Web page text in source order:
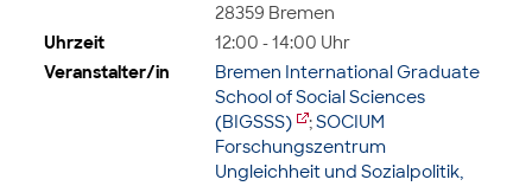
28359 Bremen
Uhrzeit
12:00 - 14:00 Uhr
Veranstalter/in
Bremen International Graduate
School of Social Sciences
(BIGSSS)
;SOCIUM
Forschungszentrum
Ungleichheit und Sozialpolitik,